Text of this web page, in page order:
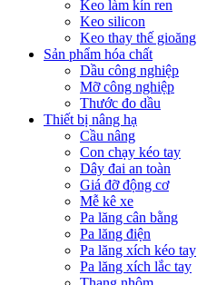
Keo làm kín ren
Keo silicon
Keo thay thế gioăng
Sản phẩm hóa chất
Dầu công nghiệp
Mỡ công nghiệp
Thước đo dầu
Thiết bị nâng hạ
Cầu nâng
Con chạy kéo tay
Dây đai an toàn
Giá đỡ động cơ
Mễ kê xe
Pa lăng cân bằng
Pa lăng điện
Pa lăng xích kéo tay
Pa lăng xích lắc tay